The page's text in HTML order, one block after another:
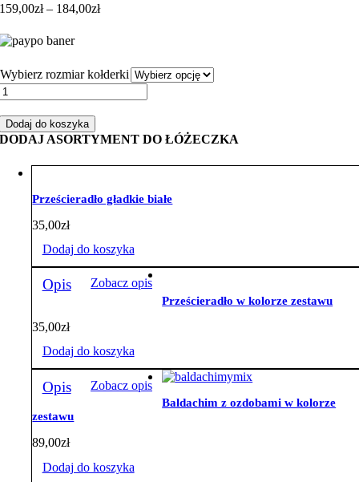
159,00zł – 184,00złZakres
184,00zł
Wybierz rozmiar kołderki
Dodaj do koszyka
DODAJ ASORTYMENT DO ŁÓŻECZKA
Prześcieradło gładkie białe
35,00zł
Dodaj do koszyka
Opis Zobacz opis
Prześcieradło w kolorze zestawu
35,00zł
Dodaj do koszyka
Opis Zobacz opis
Baldachim z ozdobami w kolorze
zestawu
89,00zł
Dodaj do koszyka